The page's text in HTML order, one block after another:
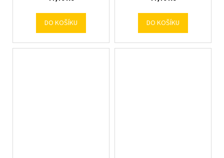
DO KOŠÍKU DO KOŠÍKU